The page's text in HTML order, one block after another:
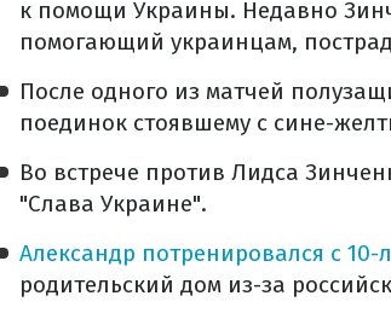
к помощи Украины. Недавно
помогающий украинцам,
После одного из матчей
поединок стоявшему с сине-
Во встрече против Лидса
"Слава Украине".
Александр потренировался с
родительский дом из-за